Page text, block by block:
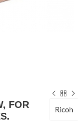
FOR
Ricoh